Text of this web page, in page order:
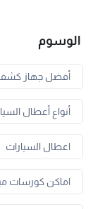
الوسوم
أفضل جهاز كشف
أنواع أعطال
اعطال السيارات
اماكن كورسات